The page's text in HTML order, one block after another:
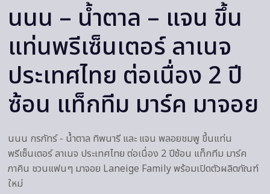
นนน – น้ำตาล – แจน ขึ้น
แท่นพรีเซ็นเตอร์ ลาเนจ
ประเทศไทย ต่อเนื่อง 2 ปี
ซ้อน แท็กทีม มาร์ค มาจอย
นนน กรภัทร์ - น้ำตาล ทิพนารี และ แจน พลอยชมพู ขึ้นแท่น
พรีเซ็นเตอร์ ลาเนจ ประเทศไทย ต่อเนื่อง 2 ปีซ้อน แท็กทีม มาร์ค
ภาคิน ชวนแฟนๆ มาจอย Laneige Family พร้อมเปิดตัวผลิตภัณฑ์
ใหม่